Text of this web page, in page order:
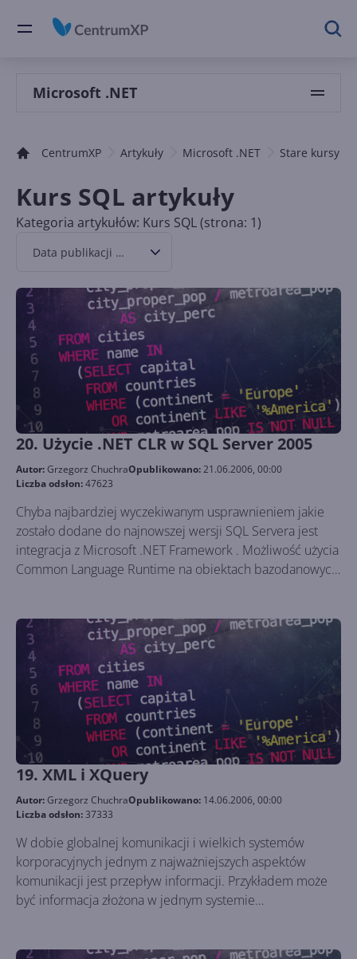
Microsoft .NET
CentrumXP Artykuły Microsoft .NET Stare kursy
Kurs SQL artykuły
Kategoria artykułów: Kurs SQL (strona: 1)
Data publikacji malejąco
20. Użycie .NET CLR w SQL Server 2005
Autor:Grzegorz ChuchraOpublikowano:21.06.2006, 00:00
Liczba odsłon:47623
Chyba najbardziej wyczekiwanym usprawnieniem jakie
zostało dodane do najnowszej wersji SQL Servera jest
integracja z Microsoft .NET Framework . Możliwość użycia
Common Language Runtime na obiektach bazodanowych
skryptów SQL mamy możliwość używania również Visual
Basic oraz C# , których możliwości są nieporównywalnie
większe. Poniższy artykuł będzie wymagał od czytelnika
podstawowej znajomości języka C# oraz zainstalowania
Visual Studio .NET 2005 .
19. XML i XQuery
Autor:Grzegorz ChuchraOpublikowano: 14.06.2006, 00:00
Liczba odsłon:37333
W dobie globalnej komunikacji i wielkich systemów
korporacyjnych jednym z najważniejszych aspektów
komunikacji jest przepływ informacji. Przykładem może
być informacja złożona w jednym systemie